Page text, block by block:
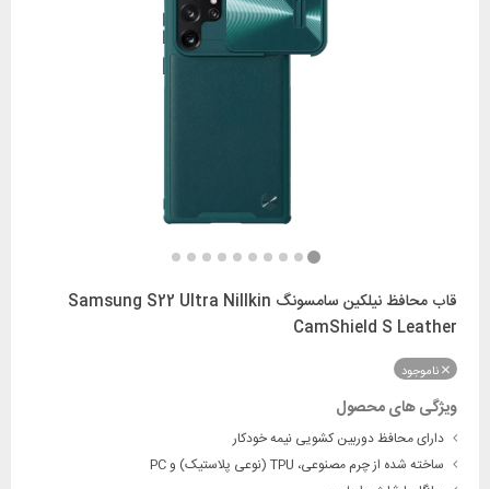
قاب محافظ نیلکین سامسونگ Samsung S22 Ultra Nillkin
CamShield S Leather
ناموجود
ویژگی های محصول
دارای محافظ دوربین کشویی نیمه خودکار
ساخته شده از چرم مصنوعی، TPU (نوعی پلاستیک) و PC